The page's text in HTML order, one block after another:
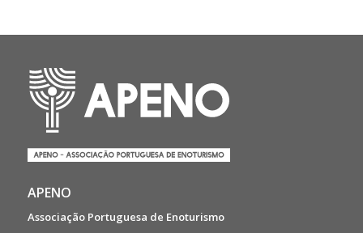
APENO
Associação Portuguesa de Enoturismo